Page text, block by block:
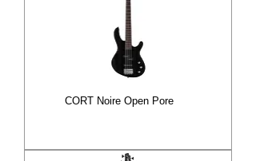
CORT Noire Open Pore